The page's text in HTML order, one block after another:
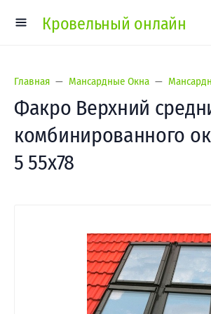
Кровельный онлайн
Главная Мансардные Окна
Факро Верхний
комбинированного
5 55х78